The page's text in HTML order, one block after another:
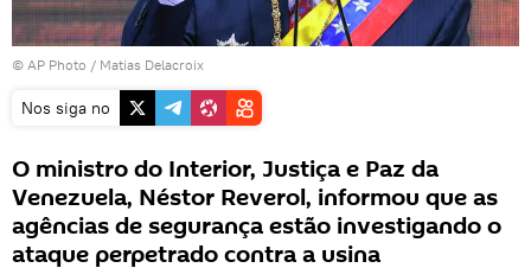
© AP Photo / Matias Delacroix
Nos siga no
O ministro do Interior, Justiça e Paz da
Venezuela, Néstor Reverol, informou que as
agências de segurança estão investigando o
ataque perpetrado contra a usina